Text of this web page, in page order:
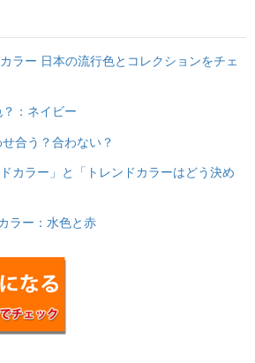
ラー 日本の流行色とコレクションをチェ
：ネイビー
合う？合わない？
ドカラー」と「トレンドカラーはどう決め
ラー：水色と赤